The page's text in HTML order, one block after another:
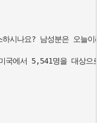
시나요? 남성분은 오늘이
국에서 5,541명을 대상으